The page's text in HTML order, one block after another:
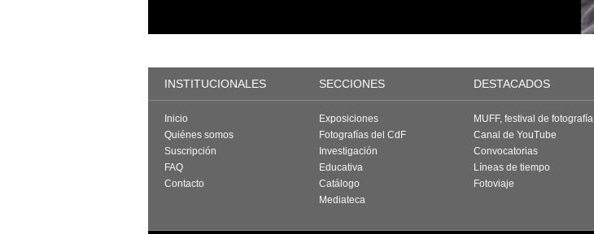
INSTITUCIONALES SECCIONES DESTACADOS
Inicio
Quiénes somos
Suscripción
FAQ
Contacto
Exposiciones
Fotografías del CdF
Investigación
Educativa
Catálogo
Mediateca
MUFF, festival de fotografía
Canal de YouTube
Convocatorias
Líneas de tiempo
Fotoviaje